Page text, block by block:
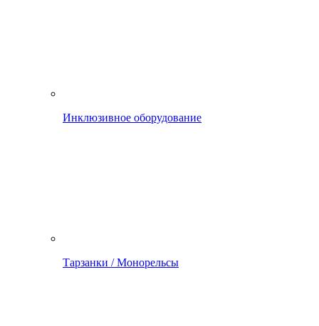
Инклюзивное оборудование
Тарзанки / Монорельсы